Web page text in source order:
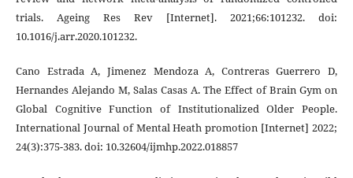
trials. Ageing Res Rev [Internet]. 2021;66:101232. doi:
10.1016/j.arr.2020.101232.
Cano Estrada A, Jimenez Mendoza A, Contreras Guerrero D,
Hernandes Alejando M, Salas Casas A. The Effect of Brain Gym on
Global Cognitive Function of Institutionalized Older People.
International Journal of Mental Heath promotion [Internet] 2022;
24(3):375-383. doi: 10.32604/ijmhp.2022.018857